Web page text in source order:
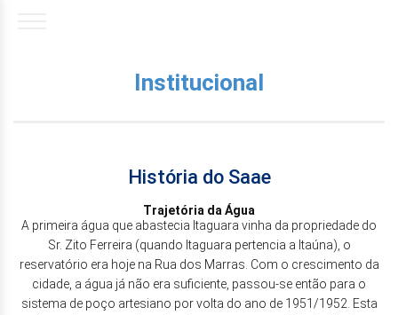
Institucional
História do Saae
Trajetória da Água
A primeira água que abastecia Itaguara vinha da propriedade do
Sr. Zito Ferreira (quando Itaguara pertencia a Itaúna), o
reservatório era hoje na Rua dos Marras. Com o crescimento da
cidade, a água já não era suficiente, passou-se então para o
sistema de poço artesiano por volta do ano de 1951/1952. Esta